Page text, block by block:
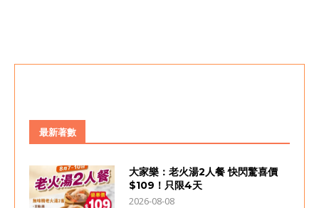
最新著數
大家樂：老火湯2人餐 快閃驚喜價
$109！只限4天
2026-08-08